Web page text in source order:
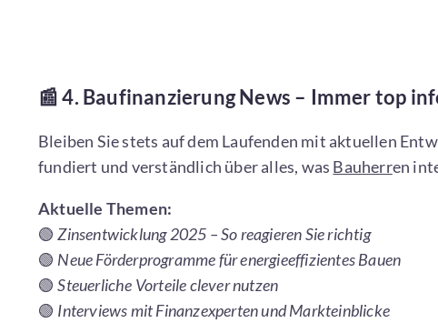
📰4. Baufinanzierung News – Immer top
Bleiben Sie stets auf dem Laufenden mit aktuellen
fundiert und verständlich über alles, was Bauherren
Aktuelle Themen:
🟢Zinsentwicklung 2025 – So reagieren Sie richtig
🟢 Neue Förderprogramme für energieeffizientes Bauen
🟢Steuerliche Vorteile clever nutzen
🟢 Interviews mit Finanzexperten und Markteinblicke